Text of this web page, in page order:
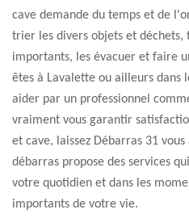
cave demande du temps et de
trier les divers objets et déchets,
importants, les évacuer et faire
êtes à Lavalette ou ailleurs dans
aider par un professionnel
vraiment vous garantir
et cave, laissez Débarras 31
débarras propose des services
votre quotidien et dans les
importants de votre vie.